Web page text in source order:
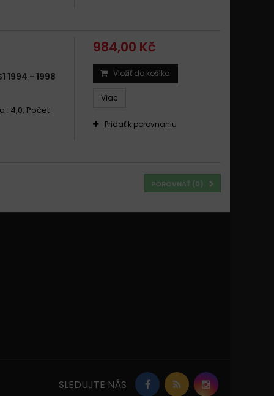
1994 - 1998
: 4,0, Počet
984,00 Kč
Vložiť do košíka
Viac
Pridať k porovnaniu
POROVNAŤ (0)
SLEDUJTE NÁS